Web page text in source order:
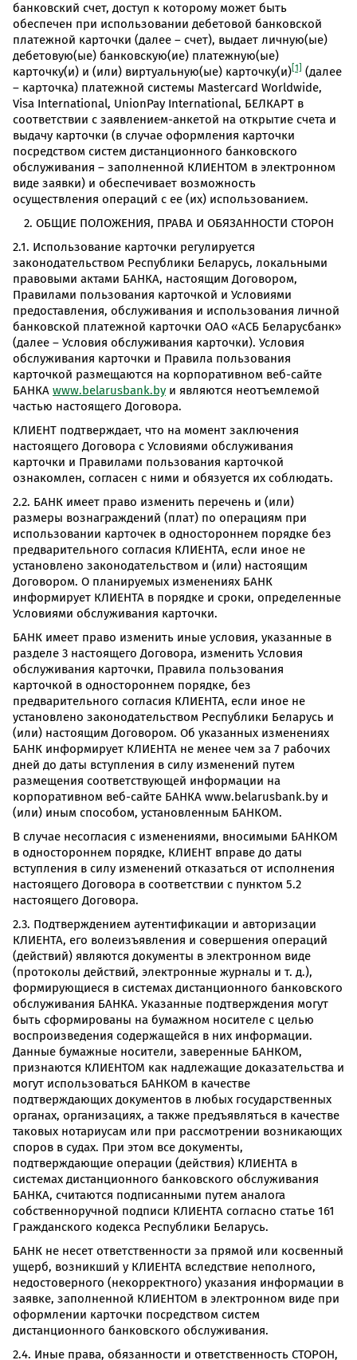
банковский счет, доступ к которому может быть
обеспечен при использовании дебетовой банковской
платежной карточки (далее – счет), выдает личную(ые)
дебетовую(ые) банковскую(ие) платежную(ые)
карточку(и) и (или) виртуальную(ые) карточку(и) [1]
(далее
– карточка) платежной системы Masterсard Worldwide,
Visa International, UnionPay International, БЕЛКАРТ в
соответствии с заявлением-анкетой на открытие счета и
выдачу карточки (в случае оформления карточки
посредством систем дистанционного банковского
обслуживания – заполненной КЛИЕНТОМ в электронном
виде заявки) и обеспечивает возможность
осуществления операций с ее (их) использованием.
2. ОБЩИЕ ПОЛОЖЕНИЯ, ПРАВА И ОБЯЗАННОСТИ СТОРОН
2.1. Использование карточки регулируется
законодательством Республики Беларусь, локальными
правовыми актами БАНКА, настоящим Договором,
Правилами пользования карточкой и Условиями
предоставления, обслуживания и использования личной
банковской платежной карточки ОАО «АСБ Беларусбанк»
(далее – Условия обслуживания карточки). Условия
обслуживания карточки и Правила пользования
карточкой размещаются на корпоративном веб-сайте
БАНКА www.belarusbank.by и являются неотъемлемой
частью настоящего Договора.
КЛИЕНТ подтверждает, что на момент заключения
настоящего Договора с Условиями обслуживания
карточки и Правилами пользования карточкой
ознакомлен, согласен с ними и обязуется их соблюдать.
2.2. БАНК имеет право изменить перечень и (или)
размеры вознаграждений (плат) по операциям при
использовании карточек в одностороннем порядке без
предварительного согласия КЛИЕНТА, если иное не
установлено законодательством и (или) настоящим
Договором. О планируемых изменениях БАНК
информирует КЛИЕНТА в порядке и сроки, определенные
Условиями обслуживания карточки.
БАНК имеет право изменить иные условия, указанные в
разделе 3 настоящего Договора, изменить Условия
обслуживания карточки, Правила пользования
карточкой в одностороннем порядке, без
предварительного согласия КЛИЕНТА, если иное не
установлено законодательством Республики Беларусь и
(или) настоящим Договором. Об указанных изменениях
БАНК информирует КЛИЕНТА не менее чем за 7 рабочих
дней до даты вступления в силу изменений путем
размещения соответствующей информации на
корпоративном веб-сайте БАНКА www.belarusbank.by и
(или) иным способом, установленным БАНКОМ.
В случае несогласия с изменениями, вносимыми БАНКОМ
в одностороннем порядке, КЛИЕНТ вправе до даты
вступления в силу изменений отказаться от исполнения
настоящего Договора в соответствии с пунктом 5.2
настоящего Договора.
2.3. Подтверждением аутентификации и авторизации
КЛИЕНТА, его волеизъявления и совершения операций
(действий) являются документы в электронном виде
(протоколы действий, электронные журналы и т. д.),
формирующиеся в системах дистанционного банковского
обслуживания БАНКА. Указанные подтверждения могут
быть сформированы на бумажном носителе с целью
воспроизведения содержащейся в них информации.
Данные бумажные носители, заверенные БАНКОМ,
признаются КЛИЕНТОМ как надлежащие доказательства и
могут использоваться БАНКОМ в качестве
подтверждающих документов в любых государственных
органах, организациях, а также предъявляться в качестве
таковых нотариусам или при рассмотрении возникающих
споров в судах. При этом все документы,
подтверждающие операции (действия) КЛИЕНТА в
системах дистанционного банковского обслуживания
БАНКА, считаются подписанными путем аналога
собственноручной подписи КЛИЕНТА согласно статье 161
Гражданского кодекса Республики Беларусь.
БАНК не несет ответственности за прямой или косвенный
ущерб, возникший у КЛИЕНТА вследствие неполного,
недостоверного (некорректного) указания информации в
заявке, заполненной КЛИЕНТОМ в электронном виде при
оформлении карточки посредством систем
дистанционного банковского обслуживания.
2.4. Иные права, обязанности и ответственность СТОРОН,